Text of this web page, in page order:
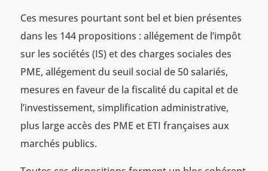
Ces mesures pourtant sont bel et bien présentes
dans les 144 propositions : allégement de l’impôt
sur les sociétés (IS) et des charges sociales des
PME, allégement du seuil social de 50 salariés,
mesures en faveur de la fiscalité du capital et de
l’investissement, simplification administrative,
plus large accès des PME et ETI françaises aux
marchés publics.